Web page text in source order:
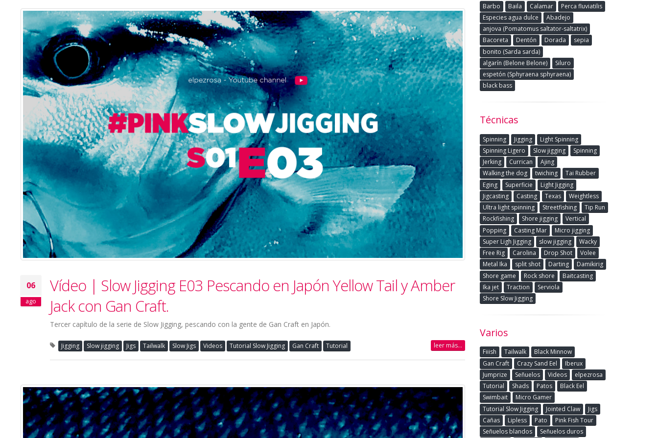
06
ago
Vídeo | Slow Jigging E03 Pescando en Japón Yellow Tail y Amber
Jack con Gan Craft.
Tercer capítulo de la serie de Slow Jigging, pescando con la gente de Gan Craft en Japón.
Jigging Slow jigging Jigs Tailwalk Slow Jigs Videos Tutorial Slow Jigging Gan Craft Tutorial leer más...
Barbo
Baila Calamar
Perca fluviatilis
Especies agua dulce
Abadejo
anjova (Pomatomus saltator-saltatrix)
Bacoreta
Dentón Dorada
sepia
bonito (Sarda sarda)
algarín (Belone Belone)
Siluro
espetón (Sphyraena sphyraena)
black bass
Técnicas
Spinning Jigging
Light Spinning
Spinning Ligero
Slow jigging
Spinning
Jerking
Currican
Ajing
Walking the dog
twiching
Tai Rubber
Eging
Superficie
Light Jigging
Jigcasting
Casting Texas
Weightless
Ultra light spinning
Streetfishing
Tip Run
Rockfishing
Shore jigging
Vertical
Popping
Casting Mar
Micro jigging
Super Ligh Jigging
slow jigging
Wacky
Free Rig
Carolina Drop Shot
Volee
Metal Ika
split shot Darting
Damikirig
Shore game
Rock shore
Baitcasting
Ika jet
Traction
Serviola
Shore Slow Jigging
Varios
Fiiish Tailwalk
Black Minnow
Gan Craft
Crazy Sand Eel
Iberux
Jumprize
Señuelos Videos
elpezrosa
Tutorial
Shads Patos
Black Eel
Swimbait
Micro Gamer
Tutorial Slow Jigging
Jointed Claw
Jigs
Cañas
Lipless Pato
Pink Fish Tour
Señuelos blandos
Señuelos duros